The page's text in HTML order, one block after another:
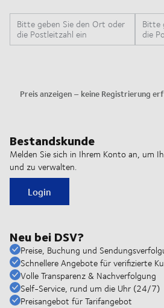
Bestandskunde
Melden Sie sich in Ihrem Konto an, um
und zu verwalten.
Login
Neu bei DSV?
Preise, Buchung und
Schnellere Angebote für verifizierte
Volle Transparenz & Nachverfolgung
Self-Service, rund um die Uhr (24/7)
Preisangebot für Tarifangebot